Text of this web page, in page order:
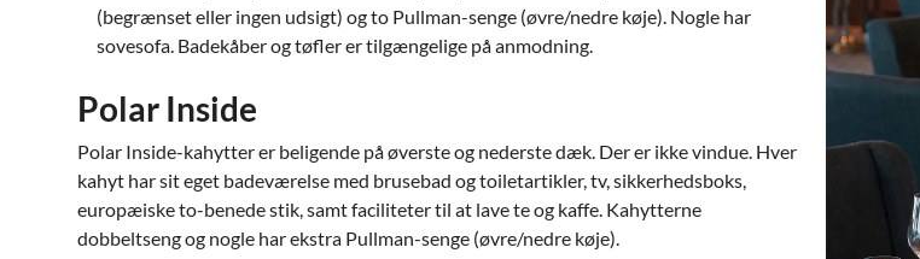
(begrænset eller ingen udsigt) og to Pullman-senge (øvre/nedre køje). Nogle har
sovesofa. Badekåber og tøfler er tilgængelige på anmodning.
Polar Inside
Polar Inside-kahytter er beligende på øverste og nederste dæk. Der er ikke vindue. Hver
kahyt har sit eget badeværelse med brusebad og toiletartikler, tv, sikkerhedsboks,
europæiske to-benede stik, samt faciliteter til at lave te og kaffe. Kahytterne
dobbeltseng og nogle har ekstra Pullman-senge (øvre/nedre køje).